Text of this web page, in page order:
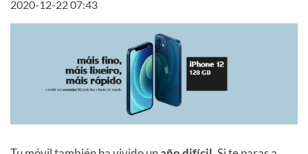
2020-12-22 07:43